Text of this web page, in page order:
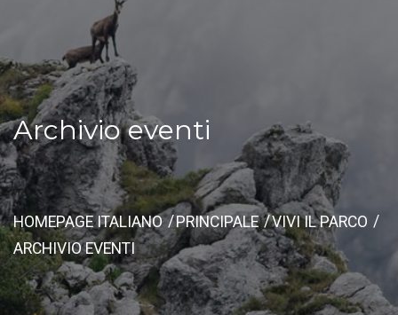
Archivio eventi
HOMEPAGE ITALIANO PRINCIPALE
VIVI IL PARCO
ARCHIVIO EVENTI